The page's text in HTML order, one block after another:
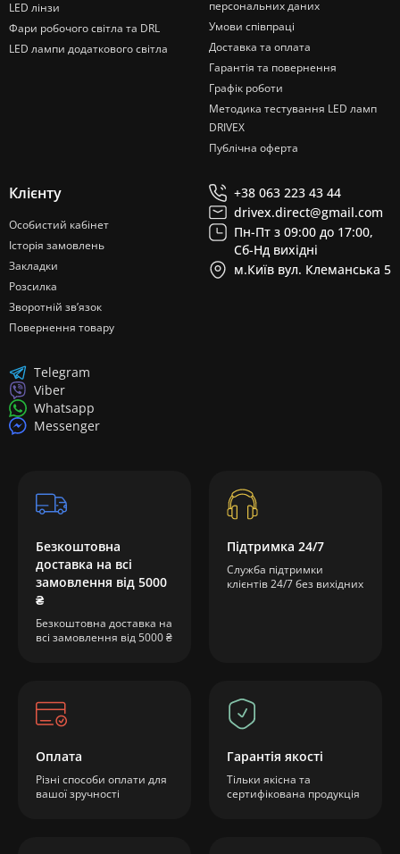
LED лінзи
Фари робочого світла та DRL
LED лампи додаткового світла
персональних даних
Умови співпраці
Доставка та оплата
Гарантія та повернення
Графік роботи
Методика тестування LED ламп
DRIVEX
Публічна оферта
Клієнту
Особистий кабінет
Історія замовлень
Закладки
Розсилка
Зворотній зв’язок
Повернення товару
+38 063 223 43 44
drivex.direct@gmail.com
Пн-Пт з 09:00 до 17:00,
Сб-Нд вихідні
м.Київ вул. Клеманська 5
Telegram
Viber
Whatsapp
Messenger
Безкоштовна
доставка на всі
замовлення від 5000
₴
Безкоштовна доставка на
всі замовлення від 5000 ₴
Підтримка 24/7
Служба підтримки
клієнтів 24/7 без вихідних
Оплата
Різні способи оплати для
вашої зручності
Гарантія якості
Тільки якісна та
сертифікована продукція